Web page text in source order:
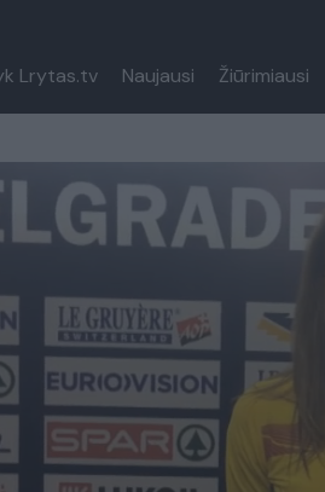
Lrytas.tv Naujausi Žiūrimiausi
Ukrainą